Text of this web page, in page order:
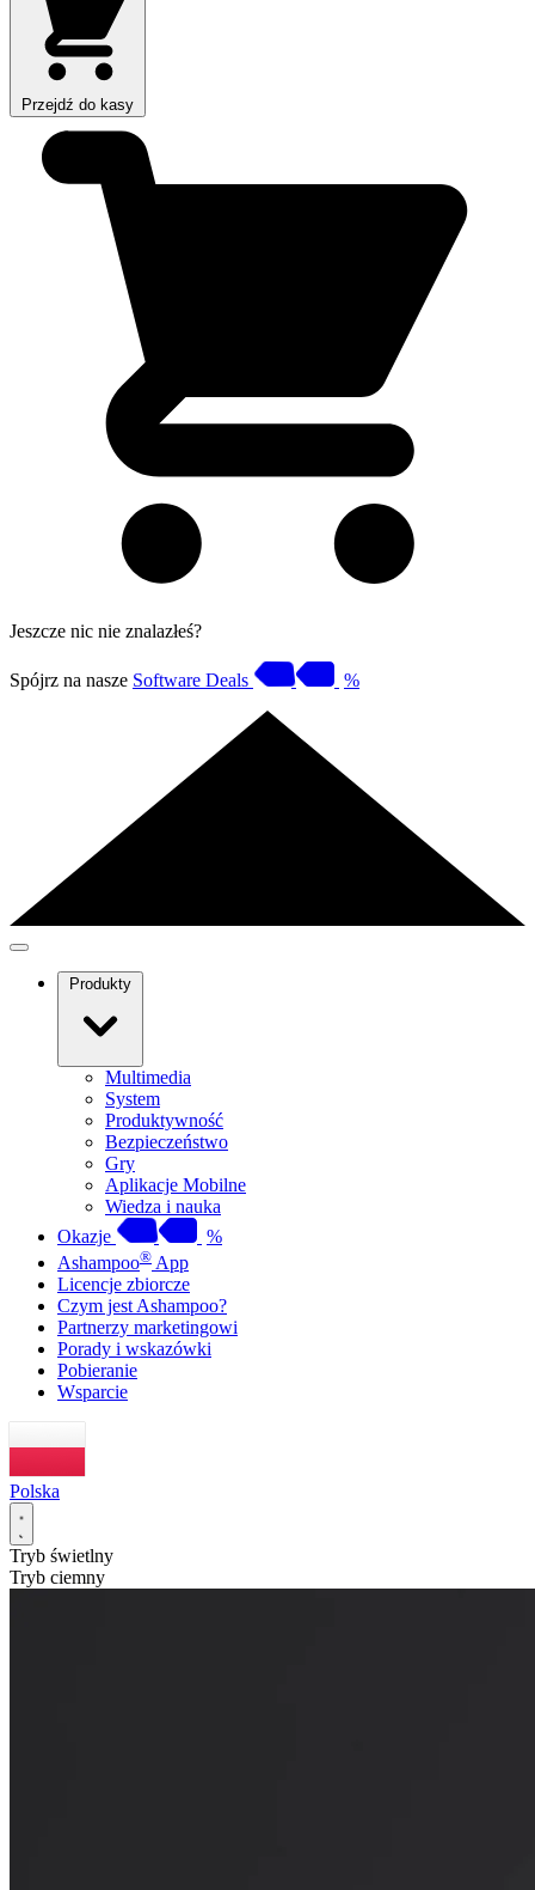
Przejdź do kasy
Jeszcze nic nie znalazłeś?
Spójrz na nasze Software Deals %
Produkty
Multimedia
System
Produktywność
Bezpieczeństwo
Gry
Aplikacje Mobilne
Wiedza i nauka
Okazje
%
Ashampoo® App
Licencje zbiorcze
Czym jest Ashampoo?
Partnerzy marketingowi
Porady i wskazówki
Pobieranie
Wsparcie
Polska
Tryb świetlny
Tryb ciemny